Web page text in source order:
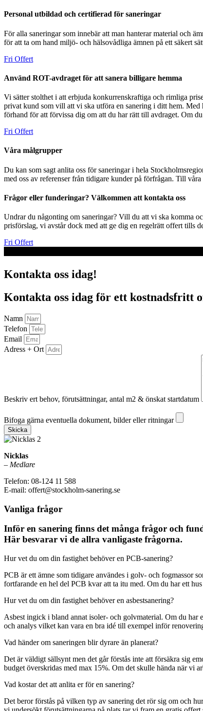
Personal utbildad och certifierad för saneringar
För alla saneringar som innebär att man hanterar material och
för att ta om hand miljö- och hälsovådliga ämnen på ett säkert
Fri Offert
Använd ROT-avdraget för att sanera billigare hemma
Vi sätter stolthet i att erbjuda konkurrenskraftiga och rimliga
privat kund som vill att vi ska utföra en sanering i ditt hem.
förhand för att förvissa dig om att du har rätt till avdraget. Om
Fri Offert
Våra målgrupper
Du kan som sagt anlita oss för saneringar i hela
med oss av referenser från tidigare kunder på förfrågan. Till
Frågor eller funderingar? Välkommen att kontakta oss
Undrar du någonting om saneringar? Vill du att vi ska komma
prisförslag, vi avstår dock med att ge dig en regelrätt offert tills
Fri Offert
Kontakta oss idag!
Kontakta oss idag för ett kostnadsfritt
Namn
Telefon
Email
Adress + Ort
Beskriv ert behov, förutsättningar, antal m2 & önskat startdatum
Bifoga gärna eventuella dokument, bilder eller ritningar
Skicka
Nicklas
– Medlare
Telefon: 08-124 11 588
E-mail: offert@stockholm-sanering.se
Vanliga frågor
Inför en sanering finns det många frågor och
Här besvarar vi de allra vanligaste frågorna.
Hur vet du om din fastighet behöver en PCB-sanering?
PCB är ett ämne som tidigare användes i golv- och fogmassor
fortfarande en hel del PCB kvar att ta itu med. Om du har ett
Hur vet du om din fastighet behöver en asbestsanering?
Asbest ingick i bland annat isoler- och golvmaterial. Om du har
och analys vilket kan vara en bra idé till exempel inför
Vad händer om saneringen blir dyrare än planerat?
Det är väldigt sällsynt men det går förstås inte att försäkra sig
budget överskridas med max 15%. Om det skulle hända när vi
Vad kostar det att anlita er för en sanering?
Det beror förstås på vilken typ av sanering det rör sig om och